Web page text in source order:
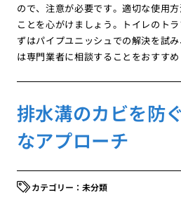
ので、注意が必要です。適切な使用
ことを心がけましょう。トイレのト
ずはパイプユニッシュでの解決を試
は専門業者に相談することをおすすめ
排水溝のカビを防
なアプローチ
未分類